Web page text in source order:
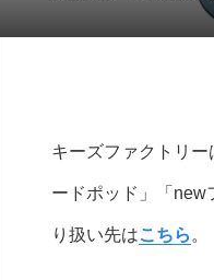
キーズファクトリ
ードポッド」「new
り扱い先はこちら 。